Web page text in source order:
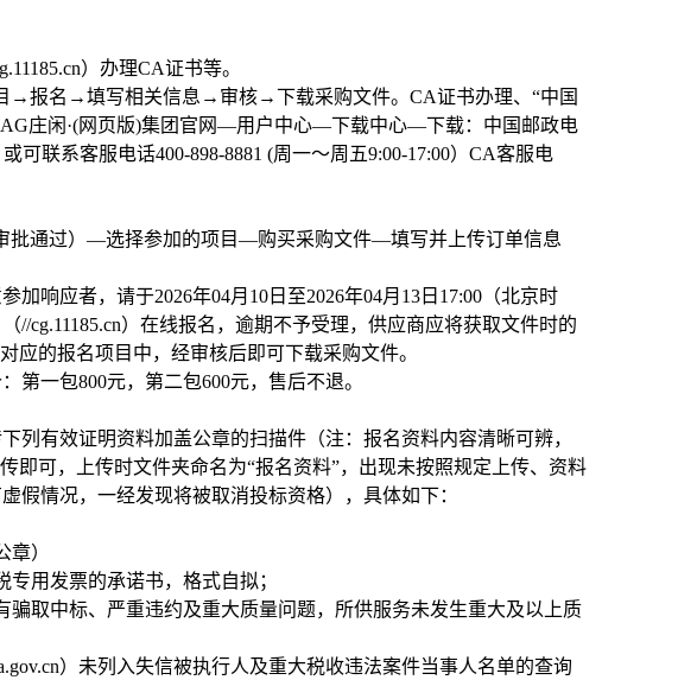
）办理CA证书等。
报名→填写相关信息→审核→下载采购文件。CA证书办理、“中国
庄闲·(网页版)集团官网—用户中心—下载中心—下载：中国邮政电
联系客服电话400-898-8881 (周一～周五9:00-17:00） CA客服电
通过）—选择参加的项目—购买采购文件—填写并上传订单信息
响应者，请于2026年04月10日至2026年04月13日17:00（北京时
//cg.11185.cn）在线报名，逾期不予受理，供应商应将获取文件时的
应的报名项目中，经审核后即可下载采购文件。
一包800元，第二包600元，售后不退。
列有效证明资料加盖公章的扫描件（注：报名资料内容清晰可辨，
即可，上传时文件夹命名为“报名资料”，出现未按照规定上传、资料
假情况，一经发现将被取消投标资格），具体如下：
）
专用发票的承诺书，格式自拟；
骗取中标、严重违约及重大质量问题，所供服务未发生重大及以上质
）未列入失信被执行人及重大税收违法案件当事人名单的查询